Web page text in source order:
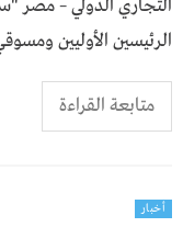
الرئيسين الأوليين
متابعة القراءة
أخبار